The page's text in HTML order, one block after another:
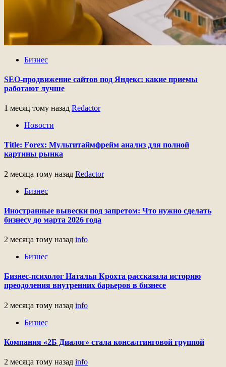
Бизнес
SEO-продвижение сайтов под Яндекс: какие приемы
работают лучше
1 месяц тому назад Redactor
Новости
Title: Forex: Мультитаймфрейм анализ для полной
картины рынка
2 месяца тому назад Redactor
Бизнес
Иностранные вывески под запретом: Что нужно сделать
бизнесу до марта 2026 года
2 месяца тому назад info
Бизнес
Бизнес-психолог Наталья Крохта рассказала историю
преодоления внутренних барьеров в бизнесе
2 месяца тому назад info
Бизнес
Компания «2Б Диалог» стала консалтинговой группой
2 месяца тому назад info